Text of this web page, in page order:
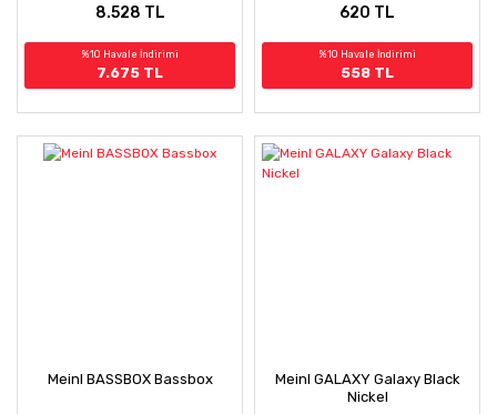
8.528 TL
%10 Havale İndirimi
7.675 TL
620 TL
%10 Havale İndirimi
558 TL
Meinl BASSBOX Bassbox
Meinl GALAXY Galaxy Black
Nickel